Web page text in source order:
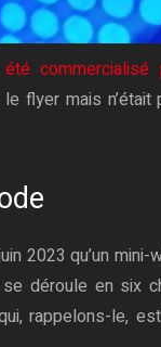
commercialisé
flyer mais
2023 qu’un
déroule en six
rappelons-le,